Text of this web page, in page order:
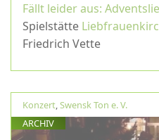
Fällt leider aus:
Spielstätte
Friedrich Vette
Konzert,Swensk Ton e. V.
ARCHIV